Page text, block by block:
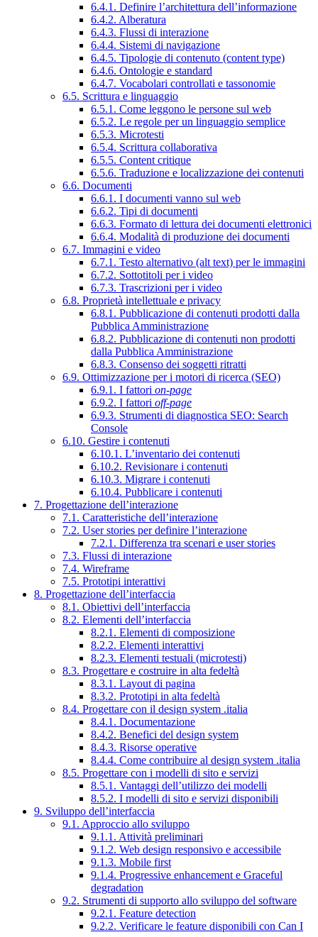
6.4.1. Definire l’architettura dell’informazione
6.4.2. Alberatura
6.4.3. Flussi di interazione
6.4.4. Sistemi di navigazione
6.4.5. Tipologie di contenuto (content type)
6.4.6. Ontologie e standard
6.4.7. Vocabolari controllati e tassonomie
6.5. Scrittura e linguaggio
6.5.1. Come leggono le persone sul web
6.5.2. Le regole per un linguaggio semplice
6.5.3. Microtesti
6.5.4. Scrittura collaborativa
6.5.5. Content critique
6.5.6. Traduzione e localizzazione dei contenuti
6.6. Documenti
6.6.1. I documenti vanno sul web
6.6.2. Tipi di documenti
6.6.3. Formato di lettura dei documenti elettronici
6.6.4. Modalità di produzione dei documenti
6.7. Immagini e video
6.7.1. Testo alternativo (alt text) per le immagini
6.7.2. Sottotitoli per i video
6.7.3. Trascrizioni per i video
6.8. Proprietà intellettuale e privacy
6.8.1. Pubblicazione di contenuti prodotti dalla
Pubblica Amministrazione
6.8.2. Pubblicazione di contenuti non prodotti
dalla Pubblica Amministrazione
6.8.3. Consenso dei soggetti ritratti
6.9. Ottimizzazione per i motori di ricerca (SEO)
6.9.1. I fattori on-page
6.9.2. I fattori off-page
6.9.3. Strumenti di diagnostica SEO: Search
Console
6.10. Gestire i contenuti
6.10.1. L’inventario dei contenuti
6.10.2. Revisionare i contenuti
6.10.3. Migrare i contenuti
6.10.4. Pubblicare i contenuti
7. Progettazione dell’interazione
7.1. Caratteristiche dell’interazione
7.2. User stories per definire l’interazione
7.2.1. Differenza tra scenari e user stories
7.3. Flussi di interazione
7.4. Wireframe
7.5. Prototipi interattivi
8. Progettazione dell’interfaccia
8.1. Obiettivi dell’interfaccia
8.2. Elementi dell’interfaccia
8.2.1. Elementi di composizione
8.2.2. Elementi interattivi
8.2.3. Elementi testuali (microtesti)
8.3. Progettare e costruire in alta fedeltà
8.3.1. Layout di pagina
8.3.2. Prototipi in alta fedeltà
8.4. Progettare con il design system .italia
8.4.1. Documentazione
8.4.2. Benefici del design system
8.4.3. Risorse operative
8.4.4. Come contribuire al design system .italia
8.5. Progettare con i modelli di sito e servizi
8.5.1. Vantaggi dell’utilizzo dei modelli
8.5.2. I modelli di sito e servizi disponibili
9. Sviluppo dell’interfaccia
9.1. Approccio allo sviluppo
9.1.1. Attività preliminari
9.1.2. Web design responsivo e accessibile
9.1.3. Mobile first
9.1.4. Progressive enhancement e Graceful
degradation
9.2. Strumenti di supporto allo sviluppo del software
9.2.1. Feature detection
9.2.2. Verificare le feature disponibili con Can I